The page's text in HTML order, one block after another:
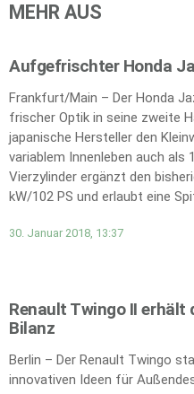
MEHR AUS
Aufgefrischter Honda
Frankfurt/Main – Der Honda
frischer Optik in seine zweite
japanische Hersteller den
variablem Innenleben auch als
Vierzylinder ergänzt den
kW/102 PS und erlaubt eine
30. Januar 2018, 13:37
Renault Twingo II erhält
Bilanz
Berlin – Der Renault Twingo
innovativen Ideen für